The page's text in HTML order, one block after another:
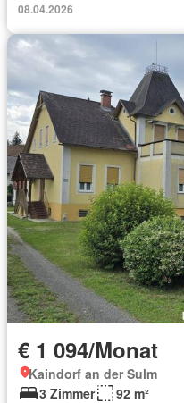
08.04.2026
€ 1 094/Monat
Kaindorf an der Sulm
3 Zimmer
92 m²